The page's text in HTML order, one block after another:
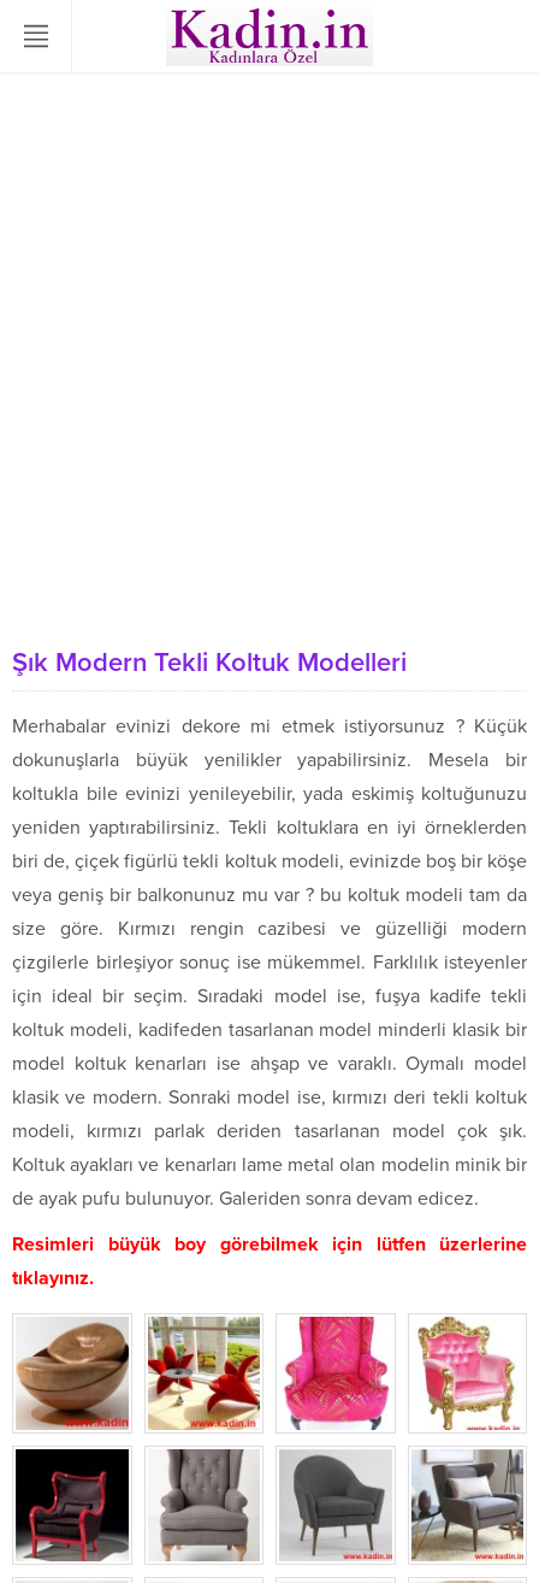
Şık Modern Tekli Koltuk Modelleri
Merhabalar evinizi dekore mi etmek istiyorsunuz ? Küçük
dokunuşlarla büyük yenilikler yapabilirsiniz. Mesela bir
koltukla bile evinizi yenileyebilir, yada eskimiş koltuğunuzu
yeniden yaptırabilirsiniz. Tekli koltuklara en iyi örneklerden
biri de, çiçek figürlü tekli koltuk modeli, evinizde boş bir köşe
veya geniş bir balkonunuz mu var ? bu koltuk modeli tam da
size göre. Kırmızı rengin cazibesi ve güzelliği modern
çizgilerle birleşiyor sonuç ise mükemmel. Farklılık isteyenler
için ideal bir seçim. Sıradaki model ise, fuşya kadife tekli
koltuk modeli, kadifeden tasarlanan model minderli klasik bir
model koltuk kenarları ise ahşap ve varaklı. Oymalı model
klasik ve modern. Sonraki model ise, kırmızı deri tekli koltuk
modeli, kırmızı parlak deriden tasarlanan model çok şık.
Koltuk ayakları ve kenarları lame metal olan modelin minik bir
de ayak pufu bulunuyor. Galeriden sonra devam edicez.
Resimleri büyük boy görebilmek için lütfen üzerlerine
tıklayınız.